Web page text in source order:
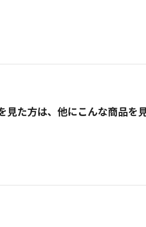
見た方は、他にこんな商品を